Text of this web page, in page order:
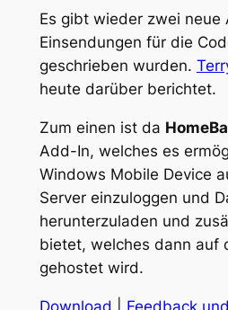
Es gibt wieder zwei neue
Einsendungen für die
geschrieben wurden.
heute darüber berichtet.
Zum einen ist da
Add-In, welches es
Windows Mobile Device
Server einzuloggen und
herunterzuladen und
bietet, welches dann auf
gehostet wird.
Download Feedback